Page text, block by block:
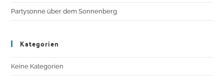
Partysonne über dem Sonnenberg
Kategorien
Keine Kategorien